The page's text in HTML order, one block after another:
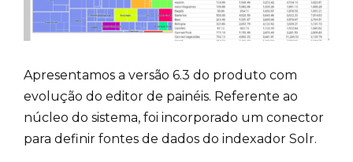
Apresentamos a versão 6.3 do produto com
evolução do editor de painéis. Referente ao
núcleo do sistema, foi incorporado um conector
para definir fontes de dados do indexador Solr.